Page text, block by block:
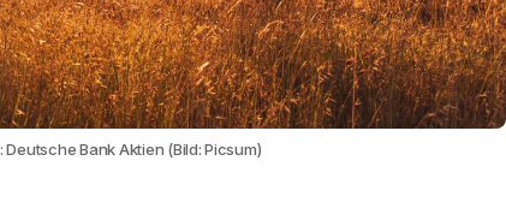
Deutsche Bank Aktien (Bild: Picsum)